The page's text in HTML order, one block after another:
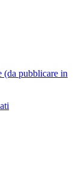
(da pubblicare in